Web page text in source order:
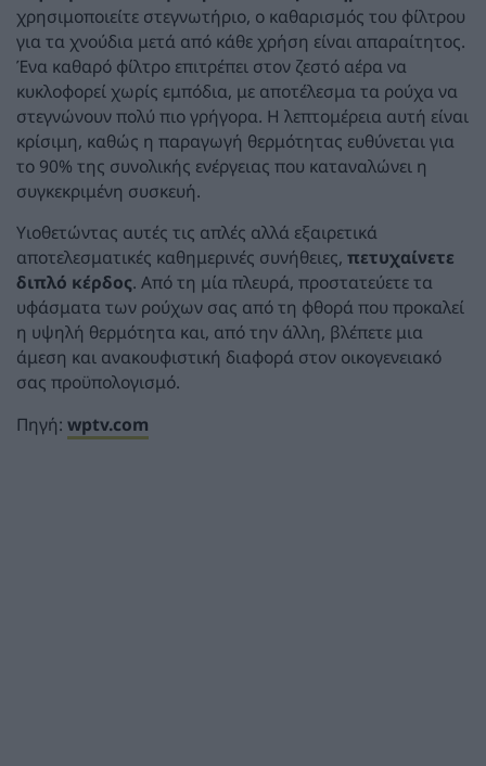
χρησιμοποιείτε στεγνωτήριο, ο καθαρισμός του φίλτρου
για τα χνούδια μετά από κάθε χρήση είναι απαραίτητος.
Ένα καθαρό φίλτρο επιτρέπει στον ζεστό αέρα να
κυκλοφορεί χωρίς εμπόδια, με αποτέλεσμα τα ρούχα να
στεγνώνουν πολύ πιο γρήγορα. Η λεπτομέρεια αυτή είναι
κρίσιμη, καθώς η παραγωγή θερμότητας ευθύνεται για
το 90% της συνολικής ενέργειας που καταναλώνει η
συγκεκριμένη συσκευή.
Υιοθετώντας αυτές τις απλές αλλά εξαιρετικά
αποτελεσματικές καθημερινές συνήθειες, πετυχαίνετε
διπλό κέρδος. Από τη μία πλευρά, προστατεύετε τα
υφάσματα των ρούχων σας από τη φθορά που προκαλεί
η υψηλή θερμότητα και, από την άλλη, βλέπετε μια
άμεση και ανακουφιστική διαφορά στον οικογενειακό
σας προϋπολογισμό.
Πηγή: wptv.com